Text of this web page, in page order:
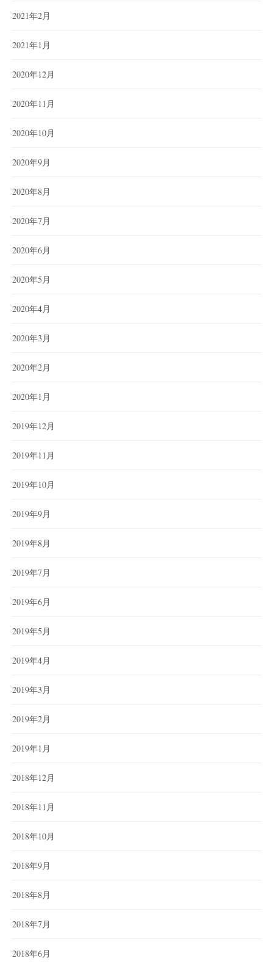
2021年2月
2021年1月
2020年12月
2020年11月
2020年10月
2020年9月
2020年8月
2020年7月
2020年6月
2020年5月
2020年4月
2020年3月
2020年2月
2020年1月
2019年12月
2019年11月
2019年10月
2019年9月
2019年8月
2019年7月
2019年6月
2019年5月
2019年4月
2019年3月
2019年2月
2019年1月
2018年12月
2018年11月
2018年10月
2018年9月
2018年8月
2018年7月
2018年6月